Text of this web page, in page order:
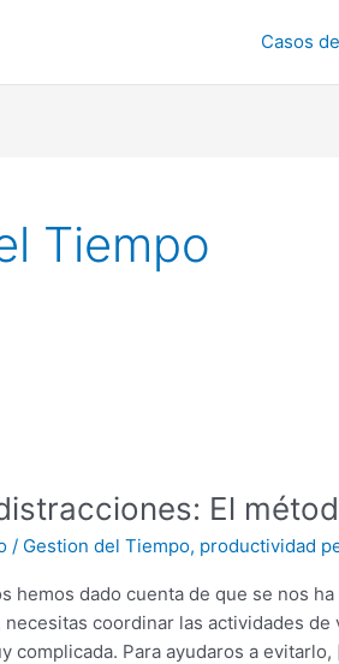
Casos
Tiempo
El
/ Gestion del Tiempo, productividad
hemos dado cuenta de que se nos
necesitas coordinar las actividades
complicada. Para ayudaros a